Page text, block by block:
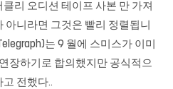
리 오디션 테이프 사본 만 가져
아니라면 그것은 빨리 정렬됩니
는 9 월에 스미스가 이미
장하기로 합의했지만 공식적으
전했다..